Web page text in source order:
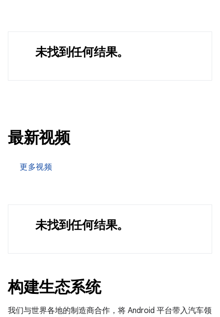
未找到任何结果。
最新视频
更多视频
未找到任何结果。
构建生态系统
我们与世界各地的制造商合作，将 Android 平台带入汽车领